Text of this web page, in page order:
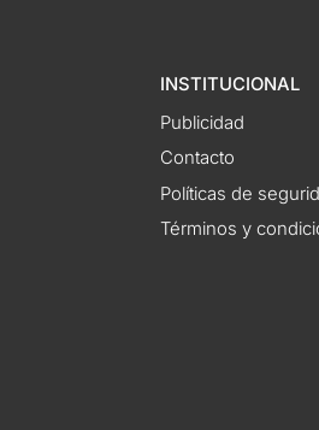
INSTITUCIONAL
Publicidad
Contacto
Políticas de
Términos y